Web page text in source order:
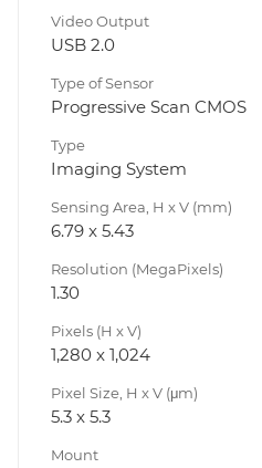
Video Output
USB 2.0
Type of Sensor
Progressive Scan CMOS
Type
Imaging System
Sensing Area, H x V (mm)
6.79 x 5.43
Resolution (MegaPixels)
1.30
Pixels (H x V)
1,280 x 1,024
Pixel Size, H x V (μm)
5.3 x 5.3
Mount